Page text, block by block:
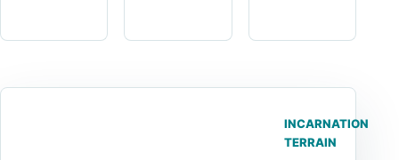
INCARNATION
TERRAIN